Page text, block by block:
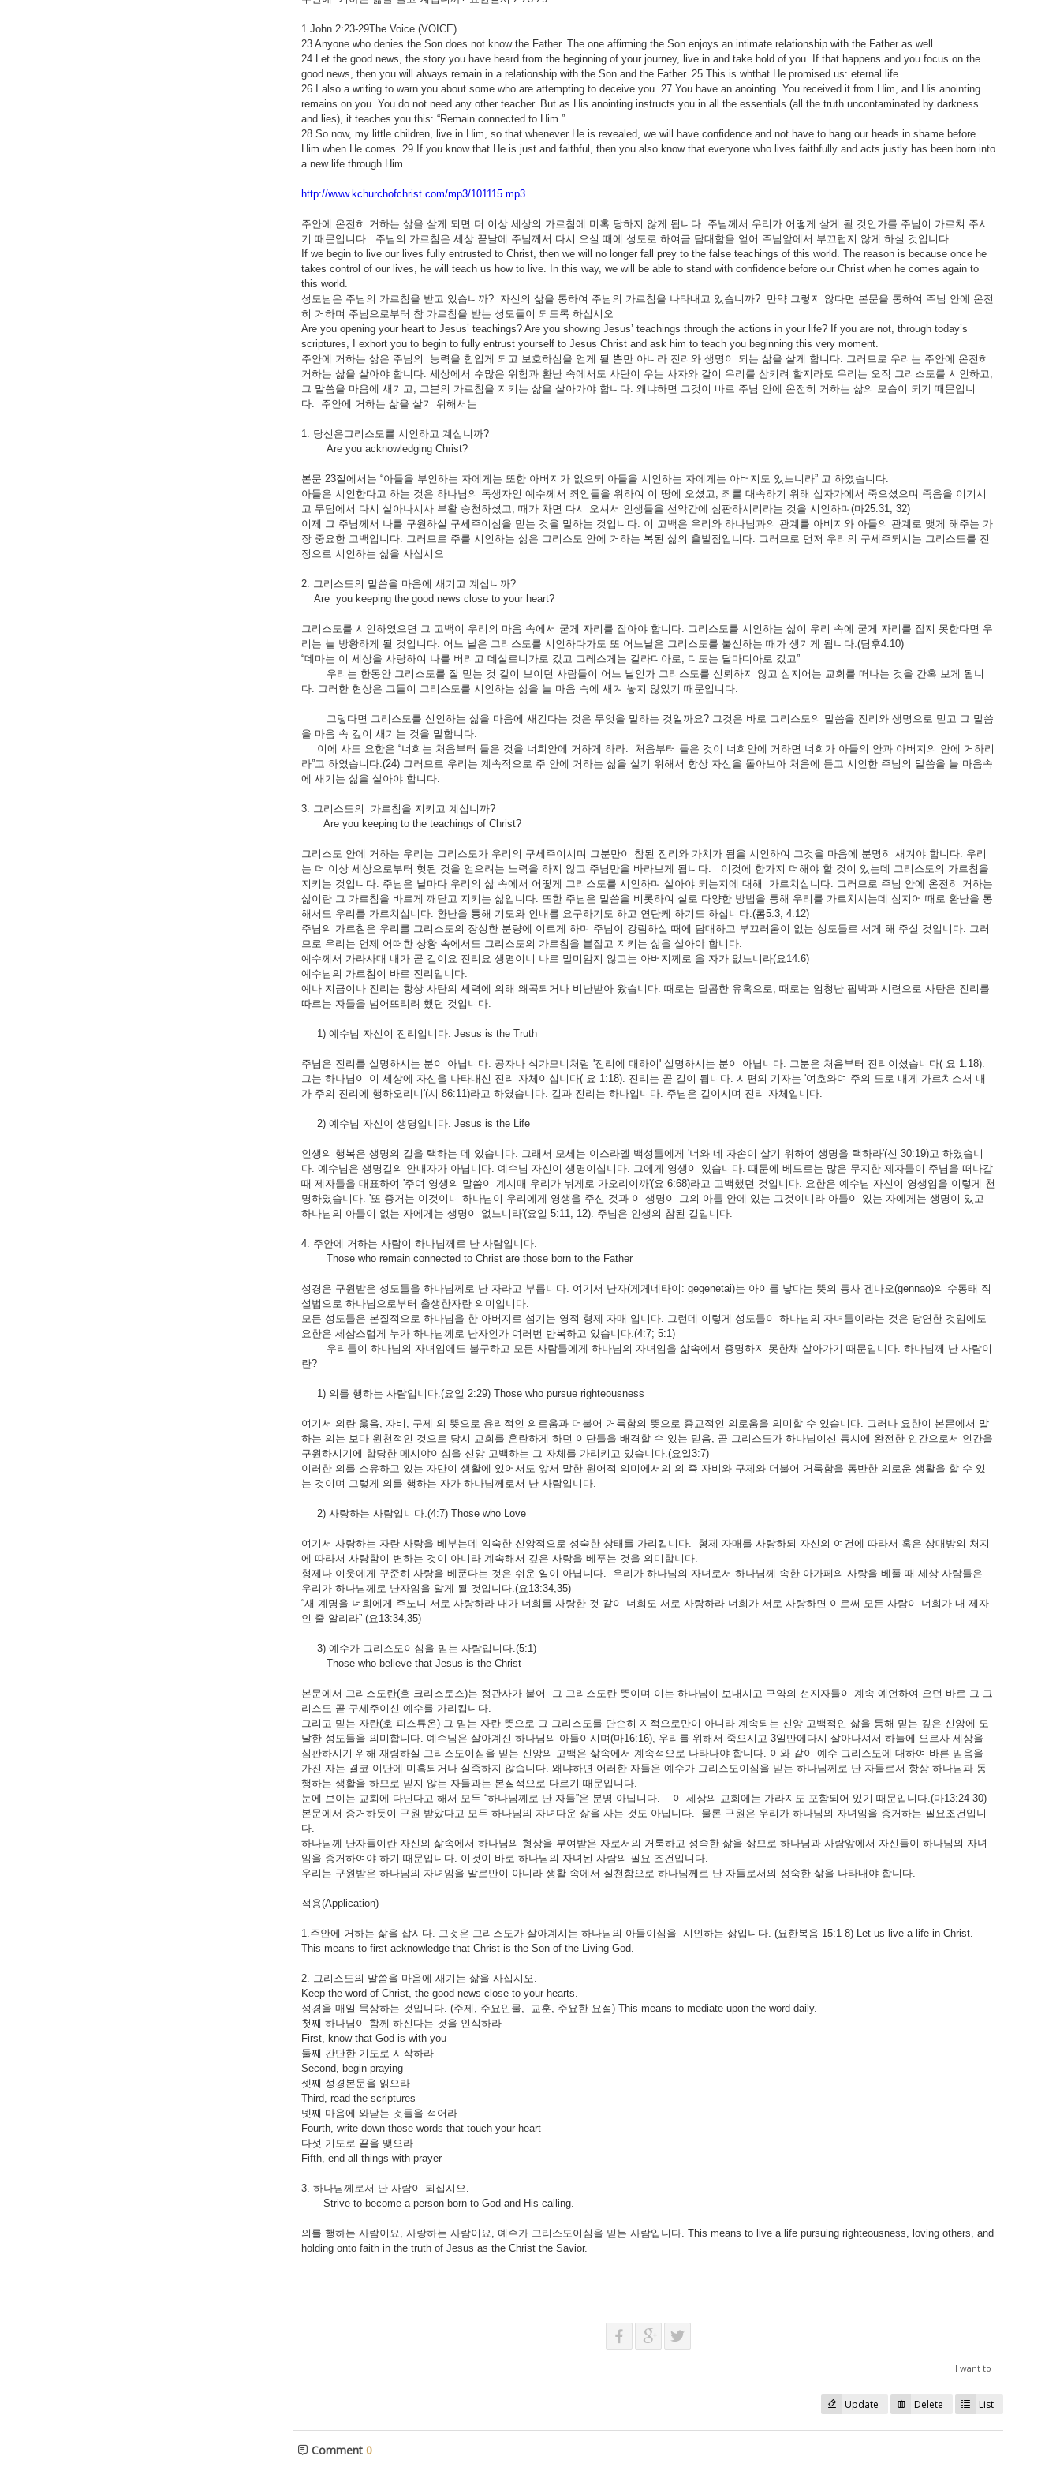
1 John 2:23-29The Voice (VOICE)
23 Anyone who denies the Son does not know the Father. The one affirming the Son enjoys an intimate relationship with the Father as well.
24 Let the good news, the story you have heard from the beginning of your journey, live in and take hold of you. If that happens and you focus on the
good news, then you will always remain in a relationship with the Son and the Father. 25 This is whthat He promised us: eternal life.
26 I also a writing to warn you about some who are attempting to deceive you. 27 You have an anointing. You received it from Him, and His anointing
remains on you. You do not need any other teacher. But as His anointing instructs you in all the essentials (all the truth uncontaminated by darkness
and lies), it teaches you this: “Remain connected to Him.”
28 So now, my little children, live in Him, so that whenever He is revealed, we will have confidence and not have to hang our heads in shame before
Him when He comes. 29 If you know that He is just and faithful, then you also know that everyone who lives faithfully and acts justly has been born into
a new life through Him.
http://www.kchurchofchrist.com/mp3/101115.mp3
주안에 온전히 거하는 삶을 살게 되면 더 이상 세상의 가르침에 미혹 당하지 않게 됩니다. 주님께서 우리가 어떻게 살게 될 것인가를 주님이 가르쳐 주시
기 때문입니다. 주님의 가르침은 세상 끝날에 주님께서 다시 오실 때에 성도로 하여금 담대함을 얻어 주님앞에서 부끄럽지 않게 하실 것입니다.
If we begin to live our lives fully entrusted to Christ, then we will no longer fall prey to the false teachings of this world. The reason is because once he
takes control of our lives, he will teach us how to live. In this way, we will be able to stand with confidence before our Christ when he comes again to
this world.
성도님은 주님의 가르침을 받고 있습니까? 자신의 삶을 통하여 주님의 가르침을 나타내고 있습니까? 만약 그렇지 않다면 본문을 통하여 주님 안에 온전
히 거하며 주님으로부터 참 가르침을 받는 성도들이 되도록 하십시오
Are you opening your heart to Jesus’ teachings? Are you showing Jesus’ teachings through the actions in your life? If you are not, through today’s
scriptures, I exhort you to begin to fully entrust yourself to Jesus Christ and ask him to teach you beginning this very moment.
주안에 거하는 삶은 주님의 능력을 힘입게 되고 보호하심을 얻게 될 뿐만 아니라 진리와 생명이 되는 삶을 살게 합니다. 그러므로 우리는 주안에 온전히
거하는 삶을 살아야 합니다. 세상에서 수많은 위험과 환난 속에서도 사단이 우는 사자와 같이 우리를 삼키려 할지라도 우리는 오직 그리스도를 시인하고,
그 말씀을 마음에 새기고, 그분의 가르침을 지키는 삶을 살아가야 합니다. 왜냐하면 그것이 바로 주님 안에 온전히 거하는 삶의 모습이 되기 때문입니
다. 주안에 거하는 삶을 살기 위해서는
1. 당신은그리스도를 시인하고 계십니까?
Are you acknowledging Christ?
본문 23절에서는 “아들을 부인하는 자에게는 또한 아버지가 없으되 아들을 시인하는 자에게는 아버지도 있느니라” 고 하였습니다.
아들은 시인한다고 하는 것은 하나님의 독생자인 예수께서 죄인들을 위하여 이 땅에 오셨고, 죄를 대속하기 위해 십자가에서 죽으셨으며 죽음을 이기시
고 무덤에서 다시 살아나시사 부활 승천하셨고, 때가 차면 다시 오셔서 인생들을 선악간에 심판하시리라는 것을 시인하며(마25:31, 32)
이제 그 주님께서 나를 구원하실 구세주이심을 믿는 것을 말하는 것입니다. 이 고백은 우리와 하나님과의 관계를 아비지와 아들의 관계로 맺게 해주는 가
장 중요한 고백입니다. 그러므로 주를 시인하는 삶은 그리스도 안에 거하는 복된 삶의 출발점입니다. 그러므로 먼저 우리의 구세주되시는 그리스도를 진
정으로 시인하는 삶을 사십시오
2. 그리스도의 말씀을 마음에 새기고 계십니까?
Are you keeping the good news close to your heart?
그리스도를 시인하였으면 그 고백이 우리의 마음 속에서 굳게 자리를 잡아야 합니다. 그리스도를 시인하는 삶이 우리 속에 굳게 자리를 잡지 못한다면 우
리는 늘 방황하게 될 것입니다. 어느 날은 그리스도를 시인하다가도 또 어느날은 그리스도를 불신하는 때가 생기게 됩니다.(딤후4:10)
“데마는 이 세상을 사랑하여 나를 버리고 데살로니가로 갔고 그레스게는 갈라디아로, 디도는 달마디아로 갔고”
우리는 한동안 그리스도를 잘 믿는 것 같이 보이던 사람들이 어느 날인가 그리스도를 신뢰하지 않고 심지어는 교회를 떠나는 것을 간혹 보게 됩니
다. 그러한 현상은 그들이 그리스도를 시인하는 삶을 늘 마음 속에 새겨 놓지 않았기 때문입니다.
그렇다면 그리스도를 신인하는 삶을 마음에 새긴다는 것은 무엇을 말하는 것일까요? 그것은 바로 그리스도의 말씀을 진리와 생명으로 믿고 그 말씀
을 마음 속 깊이 새기는 것을 말합니다.
이에 사도 요한은 “너희는 처음부터 들은 것을 너희안에 거하게 하라. 처음부터 들은 것이 너희안에 거하면 너희가 아들의 안과 아버지의 안에 거하리
라”고 하였습니다.(24) 그러므로 우리는 계속적으로 주 안에 거하는 삶을 살기 위해서 항상 자신을 돌아보아 처음에 듣고 시인한 주님의 말씀을 늘 마음속
에 새기는 삶을 살아야 합니다.
3. 그리스도의 가르침을 지키고 계십니까?
Are you keeping to the teachings of Christ?
그리스도 안에 거하는 우리는 그리스도가 우리의 구세주이시며 그분만이 참된 진리와 가치가 됨을 시인하여 그것을 마음에 분명히 새겨야 합니다. 우리
는 더 이상 세상으로부터 헛된 것을 얻으려는 노력을 하지 않고 주님만을 바라보게 됩니다. 이것에 한가지 더해야 할 것이 있는데 그리스도의 가르침을
지키는 것입니다. 주님은 날마다 우리의 삶 속에서 어떻게 그리스도를 시인하며 살아야 되는지에 대해 가르치십니다. 그러므로 주님 안에 온전히 거하는
삶이란 그 가르침을 바르게 깨닫고 지키는 삶입니다. 또한 주님은 말씀을 비롯하여 실로 다양한 방법을 통해 우리를 가르치시는데 심지어 때로 환난을 통
해서도 우리를 가르치십니다. 환난을 통해 기도와 인내를 요구하기도 하고 연단케 하기도 하십니다.(롬5:3, 4:12)
주님의 가르침은 우리를 그리스도의 장성한 분량에 이르게 하며 주님이 강림하실 때에 담대하고 부끄러움이 없는 성도들로 서게 해 주실 것입니다. 그러
므로 우리는 언제 어떠한 상황 속에서도 그리스도의 가르침을 붙잡고 지키는 삶을 살아야 합니다.
예수께서 가라사대 내가 곧 길이요 진리요 생명이니 나로 말미암지 않고는 아버지께로 올 자가 없느니라(요14:6)
예수님의 가르침이 바로 진리입니다.
예나 지금이나 진리는 항상 사탄의 세력에 의해 왜곡되거나 비난받아 왔습니다. 때로는 달콤한 유혹으로, 때로는 엄청난 핍박과 시련으로 사탄은 진리를
따르는 자들을 넘어뜨리려 했던 것입니다.
1) 예수님 자신이 진리입니다. Jesus is the Truth
주님은 진리를 설명하시는 분이 아닙니다. 공자나 석가모니처럼 '진리에 대하여' 설명하시는 분이 아닙니다. 그분은 처음부터 진리이셨습니다( 요 1:18).
그는 하나님이 이 세상에 자신을 나타내신 진리 자체이십니다( 요 1:18). 진리는 곧 길이 됩니다. 시편의 기자는 '여호와여 주의 도로 내게 가르치소서 내
가 주의 진리에 행하오리니'(시 86:11)라고 하였습니다. 길과 진리는 하나입니다. 주님은 길이시며 진리 자체입니다.
2) 예수님 자신이 생명입니다. Jesus is the Life
인생의 행복은 생명의 길을 택하는 데 있습니다. 그래서 모세는 이스라엘 백성들에게 '너와 네 자손이 살기 위하여 생명을 택하라'(신 30:19)고 하였습니
다. 예수님은 생명길의 안내자가 아닙니다. 예수님 자신이 생명이십니다. 그에게 영생이 있습니다. 때문에 베드로는 많은 무지한 제자들이 주님을 떠나갈
때 제자들을 대표하여 '주여 영생의 말씀이 계시매 우리가 뉘게로 가오리이까'(요 6:68)라고 고백했던 것입니다. 요한은 예수님 자신이 영생임을 이렇게 천
명하였습니다. '또 증거는 이것이니 하나님이 우리에게 영생을 주신 것과 이 생명이 그의 아들 안에 있는 그것이니라 아들이 있는 자에게는 생명이 있고
하나님의 아들이 없는 자에게는 생명이 없느니라'(요일 5:11, 12). 주님은 인생의 참된 길입니다.
4. 주안에 거하는 사람이 하나님께로 난 사람입니다.
Those who remain connected to Christ are those born to the Father
성경은 구원받은 성도들을 하나님께로 난 자라고 부릅니다. 여기서 난자(게게네타이: gegenetai)는 아이를 낳다는 뜻의 동사 겐나오(gennao)의 수동태 직
설법으로 하나님으로부터 출생한자란 의미입니다.
모든 성도들은 본질적으로 하나님을 한 아버지로 섬기는 영적 형제 자매 입니다. 그런데 이렇게 성도들이 하나님의 자녀들이라는 것은 당연한 것임에도
요한은 세삼스럽게 누가 하나님께로 난자인가 여러번 반복하고 있습니다.(4:7; 5:1)
우리들이 하나님의 자녀임에도 불구하고 모든 사람들에게 하나님의 자녀임을 삶속에서 증명하지 못한채 살아가기 때문입니다. 하나님께 난 사람이
란?
1) 의를 행하는 사람입니다.(요일 2:29) Those who pursue righteousness
여기서 의란 옳음, 자비, 구제 의 뜻으로 윤리적인 의로움과 더불어 거룩함의 뜻으로 종교적인 의로움을 의미할 수 있습니다. 그러나 요한이 본문에서 말
하는 의는 보다 원천적인 것으로 당시 교회를 혼란하게 하던 이단들을 배격할 수 있는 믿음, 곧 그리스도가 하나님이신 동시에 완전한 인간으로서 인간을
구원하시기에 합당한 메시야이심을 신앙 고백하는 그 자체를 가리키고 있습니다.(요일3:7)
이러한 의를 소유하고 있는 자만이 생활에 있어서도 앞서 말한 원어적 의미에서의 의 즉 자비와 구제와 더불어 거룩함을 동반한 의로운 생활을 할 수 있
는 것이며 그렇게 의를 행하는 자가 하나님께로서 난 사람입니다.
2) 사랑하는 사람입니다.(4:7) Those who Love
여기서 사랑하는 자란 사랑을 베부는데 익숙한 신앙적으로 성숙한 상태를 가리킵니다. 형제 자매를 사랑하되 자신의 여건에 따라서 혹은 상대방의 처지
에 따라서 사랑함이 변하는 것이 아니라 계속해서 깊은 사랑을 베푸는 것을 의미합니다.
형제나 이웃에게 꾸준히 사랑을 베푼다는 것은 쉬운 일이 아닙니다. 우리가 하나님의 자녀로서 하나님께 속한 아가페의 사랑을 베풀 때 세상 사람들은
우리가 하나님께로 난자임을 알게 될 것입니다.(요13:34,35)
“새 계명을 너희에게 주노니 서로 사랑하라 내가 너희를 사랑한 것 같이 너희도 서로 사랑하라 너희가 서로 사랑하면 이로써 모든 사람이 너희가 내 제자
인 줄 알리라” (요13:34,35)
3) 예수가 그리스도이심을 믿는 사람입니다.(5:1)
Those who believe that Jesus is the Christ
본문에서 그리스도란(호 크리스토스)는 정관사가 붙어 그 그리스도란 뜻이며 이는 하나님이 보내시고 구약의 선지자들이 계속 예언하여 오던 바로 그 그
리스도 곧 구세주이신 예수를 가리킵니다.
그리고 믿는 자란(호 피스튜온) 그 믿는 자란 뜻으로 그 그리스도를 단순히 지적으로만이 아니라 계속되는 신앙 고백적인 삶을 통해 믿는 깊은 신앙에 도
달한 성도들을 의미합니다. 예수님은 살아계신 하나님의 아들이시며(마16:16), 우리를 위해서 죽으시고 3일만에다시 살아나셔서 하늘에 오르사 세상을
심판하시기 위해 재림하실 그리스도이심을 믿는 신앙의 고백은 삶속에서 계속적으로 나타나야 합니다. 이와 같이 예수 그리스도에 대하여 바른 믿음을
가진 자는 결코 이단에 미혹되거나 실족하지 않습니다. 왜냐하면 어러한 자들은 예수가 그리스도이심을 믿는 하나님께로 난 자들로서 항상 하나님과 동
행하는 생활을 하므로 믿지 않는 자들과는 본질적으로 다르기 때문입니다.
눈에 보이는 교회에 다닌다고 해서 모두 “하나님께로 난 자들”은 분명 아닙니다. 이 세상의 교회에는 가라지도 포함되어 있기 때문입니다.(마13:24-30)
본문에서 증거하듯이 구원 받았다고 모두 하나님의 자녀다운 삶을 사는 것도 아닙니다. 물론 구원은 우리가 하나님의 자녀임을 증거하는 필요조건입니
다.
하나님께 난자들이란 자신의 삶속에서 하나님의 형상을 부여받은 자로서의 거룩하고 성숙한 삶을 삶므로 하나님과 사람앞에서 자신들이 하나님의 자녀
임을 증거하여야 하기 때문입니다. 이것이 바로 하나님의 자녀된 사람의 필요 조건입니다.
우리는 구원받은 하나님의 자녀임을 말로만이 아니라 생활 속에서 실천함으로 하나님께로 난 자들로서의 성숙한 삶을 나타내야 합니다.
적용(Application)
1.주안에 거하는 삶을 삽시다. 그것은 그리스도가 살아계시는 하나님의 아들이심을 시인하는 삶입니다. (요한복음 15:1-8) Let us live a life in Christ.
This means to first acknowledge that Christ is the Son of the Living God.
2. 그리스도의 말씀을 마음에 새기는 삶을 사십시오.
Keep the word of Christ, the good news close to your hearts.
성경을 매일 묵상하는 것입니다. (주제, 주요인물, 교훈, 주요한 요절) This means to mediate upon the word daily.
첫째 하나님이 함께 하신다는 것을 인식하라
First, know that God is with you
둘째 간단한 기도로 시작하라
Second, begin praying
셋째 성경본문을 읽으라
Third, read the scriptures
넷째 마음에 와닫는 것들을 적어라
Fourth, write down those words that touch your heart
다섯 기도로 끝을 맺으라
Fifth, end all things with prayer
3. 하나님께로서 난 사람이 되십시오.
Strive to become a person born to God and His calling.
의를 행하는 사람이요, 사랑하는 사람이요, 예수가 그리스도이심을 믿는 사람입니다. This means to live a life pursuing righteousness, loving others, and
holding onto faith in the truth of Jesus as the Christ the Savior.
I want to
Update Delete List
Comment 0